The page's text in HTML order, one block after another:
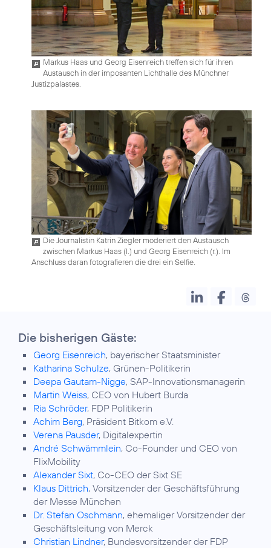
Markus Haas und Georg Eisenreich treffen sich für ihren
Austausch in der imposanten Lichthalle des Münchner
Justizpalastes.
Die Journalistin Katrin Ziegler moderiert den Austausch
zwischen Markus Haas (l.) und Georg Eisenreich (r.). Im
Anschluss daran fotografieren die drei ein Selfie.
Die bisherigen Gäste:
Georg Eisenreich, bayerischer Staatsminister
Katharina Schulze, Grünen-Politikerin
Deepa Gautam-Nigge, SAP-Innovationsmanagerin
Martin Weiss, CEO von Hubert Burda
Ria Schröder, FDP Politikerin
Achim Berg, Präsident Bitkom e.V.
Verena Pausder, Digitalexpertin
André Schwämmlein, Co-Founder und CEO von
FlixMobility
Alexander Sixt, Co-CEO der Sixt SE
Klaus Dittrich, Vorsitzender der Geschäftsführung
der Messe München
Dr. Stefan Oschmann, ehemaliger Vorsitzender der
Geschäftsleitung von Merck
Christian Lindner, Bundesvorsitzender der FDP